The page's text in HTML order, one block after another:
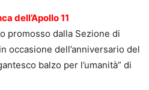
dell’Apollo 11
promosso dalla Sezione di
occasione dell’anniversario del
balzo per l’umanità” di